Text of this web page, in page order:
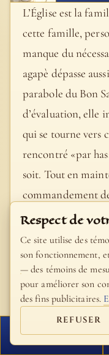
L’Église est la
cette famille,
manque du
agapè dépasse
parabole du Bon
d’évaluation, elle
qui se tourne vers
rencontré «par
soit. Tout en
commandement
exigence
rappelle justement
tant que famille,
parce qu’il est
aux Galates vont
tenons le bon
spécialement
FERMER
Respect de
Ce site utilise des
son fonctionnement,
— des témoins de
pour améliorer son
des fins publicitaires.
REFUSER